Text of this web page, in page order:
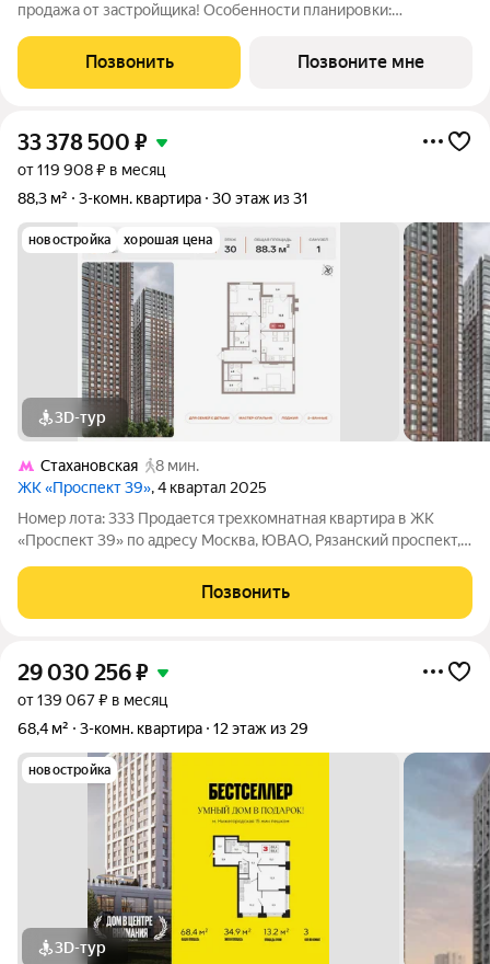
продажа от застройщика! Особенности планировки:
постирочная. «Издание» квартал на юго-востоке Москвы,
рядом с транспортно-пересадочным узлом
Позвонить Позвоните мне
33 378 500 ₽
от 119 908 ₽ в месяц
88,3 м²
3-комн. квартира 30 этаж из 31
новостройка хорошая цена
3D-тур
Стахановская
8 мин.
ЖК «Проспект 39», 4 квартал 2025
Номер лота: 333 Продается трехкомнатная квартира в ЖК
«Проспект 39» по адресу Москва, ЮВАО, Рязанский проспект,
Стоимость квартиры - 33 378 501 р. Продаётся без отделки.
Жилой комплекс
Позвонить
29 030 256₽
от 139 067 ₽ в месяц
68,4 м²
3-комн. квартира 12 этаж из 29
новостройка
3D-тур